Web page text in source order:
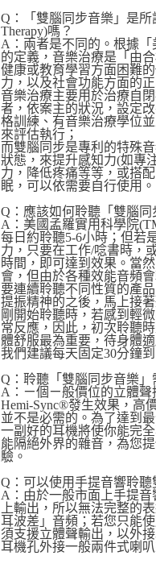
Q：「雙腦同步音樂」是
Therapy)嗎？
A：兩者是不同的。根據
的定義，音樂治療是「由
健康或教育學習方面困難
力，以及社會功能方面的
音樂治療主要用於治療自
者，依案主的狀況，設定
格訓練、有音樂治療學位
來評估執行；
而雙腦同步是專利的特殊
狀態，來提升感知力(如專
力，降低疼痛等等，或搭
眠，可以依需要自行使用。
Q：應該如何聆聽「雙腦同
A：美國孟羅實用科學院
每日約聆聽5-6小時；但若
力，只要在工作/唸書時，
時間，即可達到效果。當
會，但由於各種效能音頻
要連續聆聽不同性質的產
提振精神的之後，馬上接
剛開始聆聽時，若感到輕
常反應，因此，初次聆聽
體舒服最為重要，待身體
我們建議每天固定30分鐘
Q：聆聽「雙腦同步音樂」
A：ㄧ個ㄧ般價位的立體
Hemi-Sync®發生效果，高
並不是必需的。為了達到
一副好的耳機將使你能完
能隔絕外界的雜音，為您
驗。
Q：可以使用手提音響聆聽
A：由於一般市面上手提
上輸出，所以無法完整的
耳波差」音頻；若您只能
須支援立體聲輸出，以外
耳機孔外接一般兩件式喇叭